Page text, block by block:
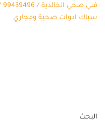
فني صحي
سباك ادوات صحية ومجاري
البحث